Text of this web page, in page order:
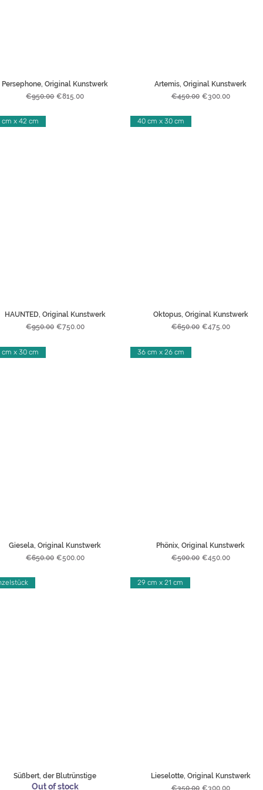
Persephone, Original Kunstwerk
Regular Price
€950.00 Sale Price
€815.00
Artemis, Original Kunstwerk
Regular Price
€450.00 Sale Price
€300.00
cm x 42 cm
HAUNTED, Original Kunstwerk
Regular Price
€950.00 Sale Price
€750.00
40 cm x 30 cm
Oktopus, Original Kunstwerk
Regular Price
€650.00 Sale Price
€475.00
cm x 30 cm
Giesela, Original Kunstwerk
Regular Price
€650.00 Sale Price
€500.00
36 cm x 26 cm
Phönix, Original Kunstwerk
Regular Price
€500.00 Sale Price
€450.00
Süßbert, der Blutrünstige
Out of stock
29 cm x 21 cm
Lieselotte, Original Kunstwerk
Regular Price
€350.00 Sale Price
€300.00